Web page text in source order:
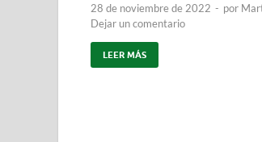
28 de noviembre de 2022 - por
Dejar un comentario
LEER MÁS